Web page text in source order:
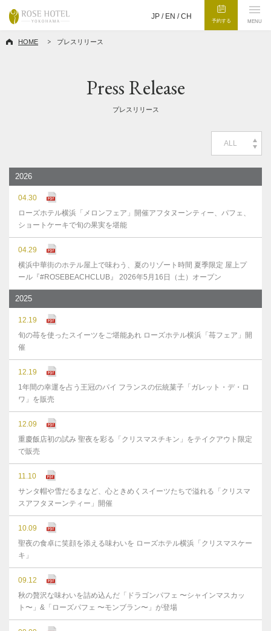
JP / EN /CH
予約する MENU
HOME プレスリリース
Press Release
プレスリリース
ALL
2026
04.30
ローズホテル横浜「メロンフェア」開催アフタヌーンティー、パフェ、
ショートケーキで旬の果実を堪能
04.29
横浜中華街のホテル屋上で味わう、夏のリゾート時間 夏季限定 屋上プ
ール『#ROSEBEACHCLUB』 2026年5月16日（土）オープン
2025
12.19
旬の苺を使ったスイーツをご堪能あれ ローズホテル横浜「苺フェア」開
催
12.19
1年間の幸運を占う王冠のパイ フランスの伝統菓子「ガレット・デ・ロ
ワ」を販売
12.09
重慶飯店初の試み 聖夜を彩る「クリスマスチキン」をテイクアウト限定
で販売
11.10
サンタ帽や雪だるまなど、心ときめくスイーツたちで溢れる「クリスマ
スアフタヌーンティー」開催
10.09
聖夜の食卓に笑顔を添える味わいを ローズホテル横浜「クリスマスケー
キ」
09.12
秋の贅沢な味わいを詰め込んだ「ドラゴンパフェ 〜シャインマスカッ
ト〜」&「ローズパフェ 〜モンブラン〜」が登場